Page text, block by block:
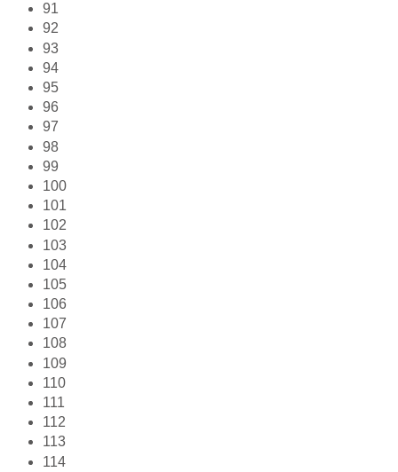
91
92
93
94
95
96
97
98
99
100
101
102
103
104
105
106
107
108
109
110
111
112
113
114